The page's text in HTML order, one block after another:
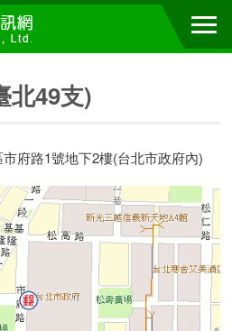
北49支)
府路1號地下2樓(台北市政府內)